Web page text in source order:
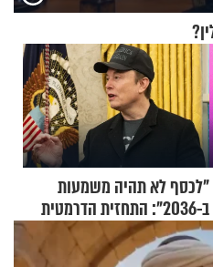
"לכסף לא תהיה משמעות
ב-2036": התחזית הדרמטית
של אילון מאסק על עתיד
הכלכלה